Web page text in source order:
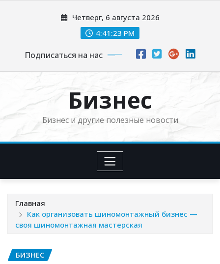
Четверг, 6 августа 2026
4:41:24 PM
Подписаться на нас
Бизнес
Бизнес и другие полезные новости
Главная
Как организовать шиномонтажный бизнес —
своя шиномонтажная мастерская
БИЗНЕС